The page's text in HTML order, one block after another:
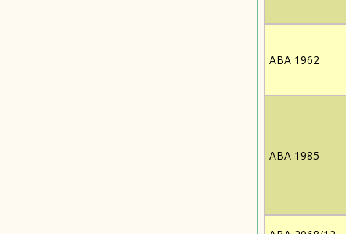
ABA 1962
ABA 1985